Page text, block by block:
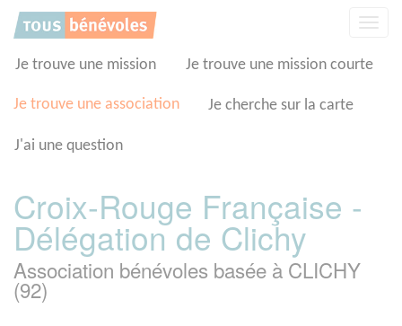
Je trouve une mission Je trouve une mission courte
Je trouve une association Je cherche sur la carte
J'ai une question
Croix-Rouge Française -
Délégation de Clichy
Association bénévoles basée à CLICHY
(92)
Panneau de gestion des cookies